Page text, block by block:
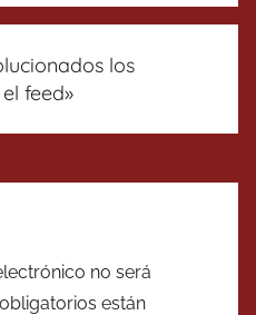
los
feed»
no será
están